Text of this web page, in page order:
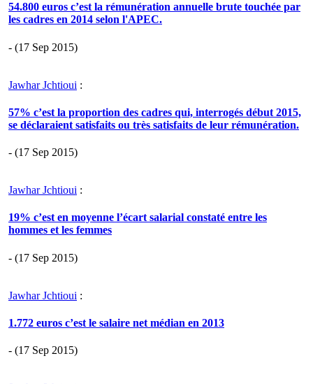
54.800 euros c’est la rémunération annuelle brute touchée par
les cadres en 2014 selon l'APEC.
- (17 Sep 2015)
Jawhar Jchtioui :
57% c’est la proportion des cadres qui, interrogés début 2015,
se déclaraient satisfaits ou très satisfaits de leur rémunération.
- (17 Sep 2015)
Jawhar Jchtioui :
19% c’est en moyenne l’écart salarial constaté entre les
hommes et les femmes
- (17 Sep 2015)
Jawhar Jchtioui :
1.772 euros c’est le salaire net médian en 2013
- (17 Sep 2015)